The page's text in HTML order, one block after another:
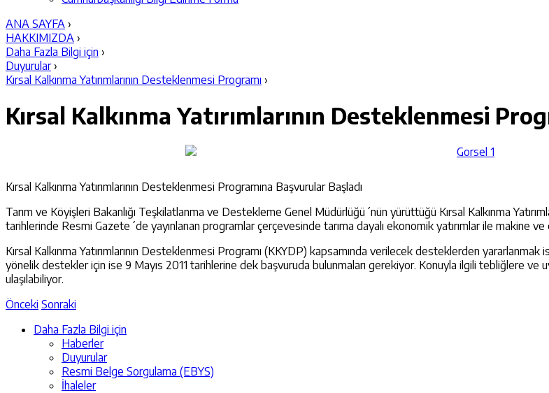
ANA SAYFA ›
HAKKIMIZDA ›
Daha Fazla Bilgi için ›
Duyurular ›
Kırsal Kalkınma Yatırımlarının Desteklenmesi Programı ›
Kırsal Kalkınma Yatırımlarının Desteklenmesi
Kırsal Kalkınma Yatırımlarının Desteklenmesi Programına Başvurular Başladı
Tarım ve Köyişleri Bakanlığı Teşkilatlanma ve Destekleme Genel Müdürlüğü´nün yürüttüğü Kırsal Kalkınma
tarihlerinde Resmi Gazete´de yayınlanan programlar çerçevesinde tarıma dayalı ekonomik yatırımlar ile makine
Kırsal Kalkınma Yatırımlarının Desteklenmesi Programı (KKYDP) kapsamında verilecek desteklerden
yönelik destekler için ise 9 Mayıs 2011 tarihlerine dek başvuruda bulunmaları gerekiyor. Konuyla ilgili tebliğlere ve
ulaşılabiliyor.
Önceki Sonraki
Daha Fazla Bilgi için
Haberler
Duyurular
Resmi Belge Sorgulama (EBYS)
İhaleler